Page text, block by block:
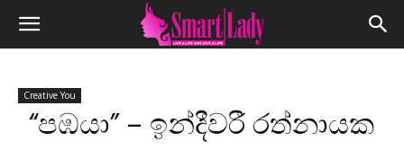
Creative You
“පඹයා” – ඉන්දීවරී රත්නායක